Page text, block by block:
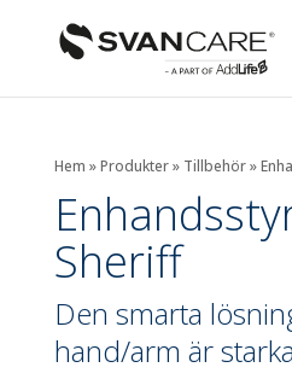
Hem »Produkter» Tillbehör»
Sheriff
Den smarta
hand/arm är